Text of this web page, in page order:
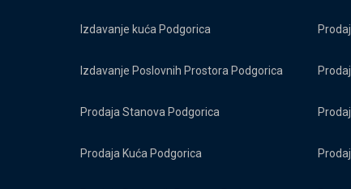
Izdavanje kuća Podgorica
Izdavanje Poslovnih Prostora Podgorica
Prodaja Stanova Podgorica
Prodaja Kuća Podgorica